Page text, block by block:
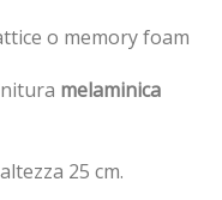
o memory foam
melaminica
25 cm.